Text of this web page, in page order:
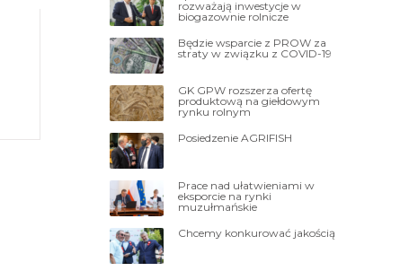
rozważają inwestycje w
biogazownie rolnicze
Będzie wsparcie z PROW za
straty w związku z COVID-19
GK GPW rozszerza ofertę
produktową na giełdowym
rynku rolnym
Posiedzenie AGRIFISH
Prace nad ułatwieniami w
eksporcie na rynki
muzułmańskie
Chcemy konkurować jakością